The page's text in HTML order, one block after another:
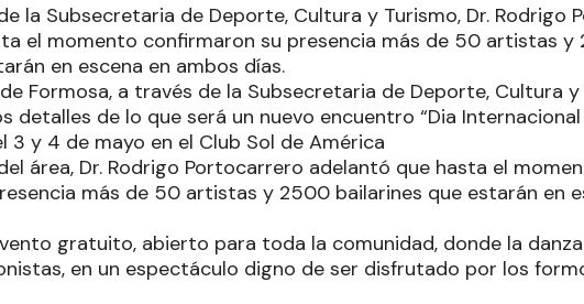
la Subsecretaria de Deporte, Cultura y Turismo, Dr. Rodrigo
el momento confirmaron su presencia más de 50 artistas y
en escena en ambos días.
Formosa, a través de la Subsecretaria de Deporte, Cultura
detalles de lo que será un nuevo encuentro “Dia Internacional
3 y 4 de mayo en el Club Sol de América
área, Dr. Rodrigo Portocarrero adelantó que hasta el
más de 50 artistas y 2500 bailarines que estarán en
gratuito, abierto para toda la comunidad, donde la
en un espectáculo digno de ser disfrutado por los